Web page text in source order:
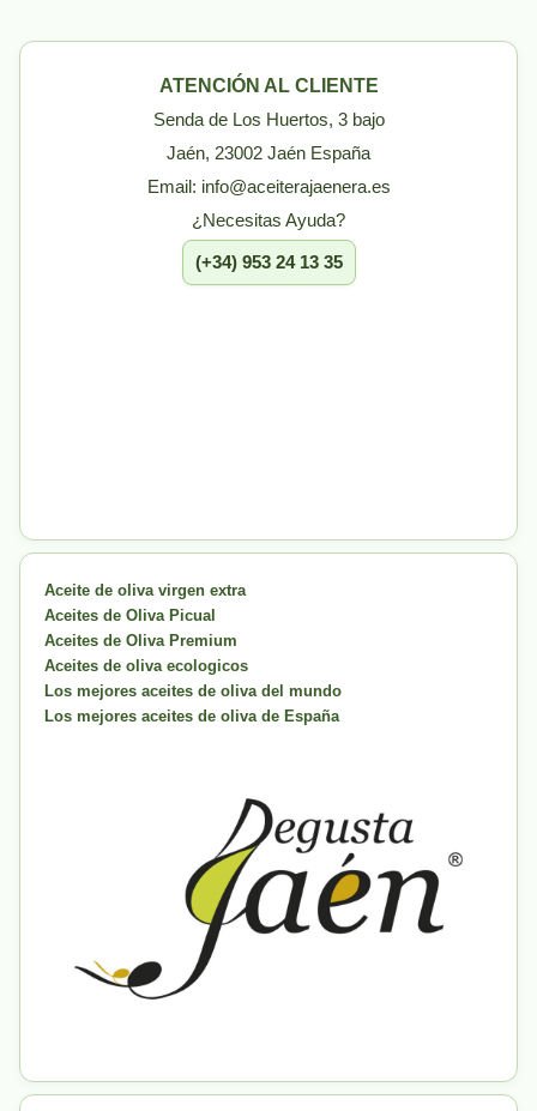
ATENCIÓN AL CLIENTE
Senda de Los Huertos, 3 bajo
Jaén, 23002 Jaén España
Email: info@aceiterajaenera.es
¿Necesitas Ayuda?
(+34) 953 24 13 35
Aceite de oliva virgen extra
Aceites de Oliva Picual
Aceites de Oliva Premium
Aceites de oliva ecologicos
Los mejores aceites de oliva del mundo
Los mejores aceites de oliva de España